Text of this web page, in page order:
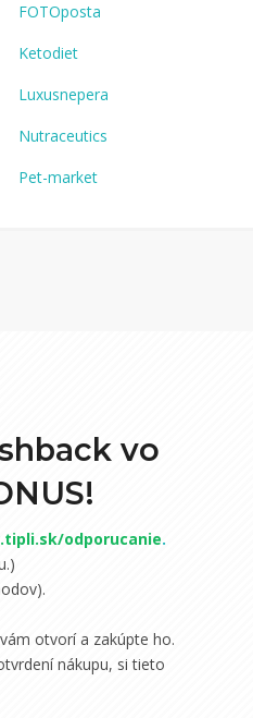
FOTOposta
Ketodiet
Luxusnepera
Nutraceutics
Pet-market
vo
odporucanie.
otvorí a zakúpte ho.
nákupu, si tieto